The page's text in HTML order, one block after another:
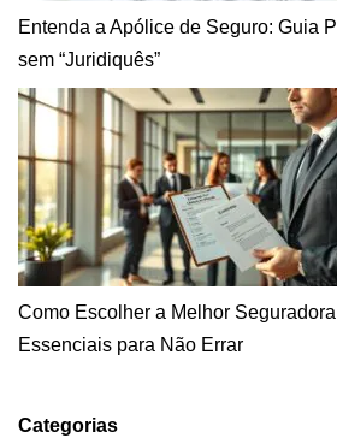
Entenda a Apólice de Seguro: Guia
sem “Juridiquês”
Como Escolher a Melhor
Essenciais para Não Errar
Categorias